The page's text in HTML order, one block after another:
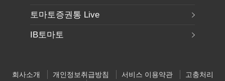
토마토증권통 Live
IB토마토
회사소개 개인정보취급방침 서비스 이용약관
고충처리